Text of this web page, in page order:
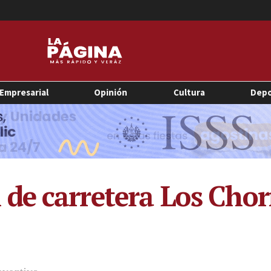
Empresarial Opinión Cultura
carretera Los